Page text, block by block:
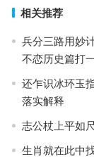
相关推荐
兵分三路用妙
不恋历史篇打
还乍识冰环玉
落实解释
志公杖上平如
生肖就在此中